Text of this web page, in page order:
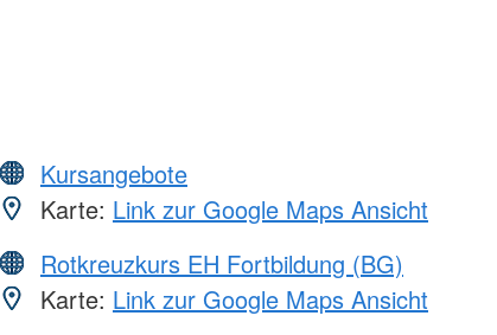
Kursangebote
Karte: Link zur Google Maps Ansicht
Rotkreuzkurs EH Fortbildung (BG)
Karte: Link zur Google Maps Ansicht